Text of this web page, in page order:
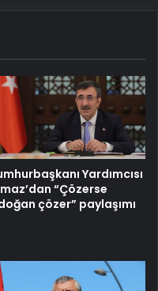
Yardımcısı
“Çözerse
çözer” paylaşımı